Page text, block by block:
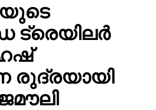
ട്രെയിലര്‍
രുദ്രയായി